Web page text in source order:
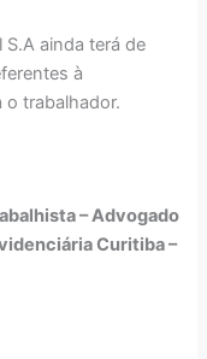
S.A ainda terá de
à
trabalhador.
– Advogado
Curitiba –